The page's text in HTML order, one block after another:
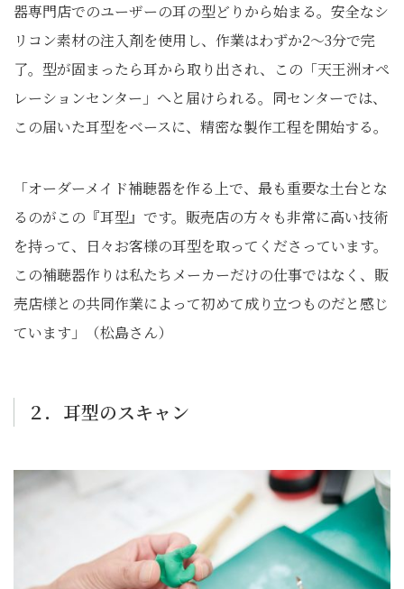
器専門店でのユーザーの耳の型どりから始まる。安全なシ
リコン素材の注入剤を使用し、作業はわずか2〜3分で完
了。型が固まったら耳から取り出され、この「天王洲オペ
レーションセンター」へと届けられる。同センターでは、
この届いた耳型をベースに、精密な製作工程を開始する。
「オーダーメイド補聴器を作る上で、最も重要な土台とな
るのがこの『耳型』です。販売店の方々も非常に高い技術
を持って、日々お客様の耳型を取ってくださっています。
この補聴器作りは私たちメーカーだけの仕事ではなく、販
売店様との共同作業によって初めて成り立つものだと感じ
ています」（松島さん）
２．耳型のスキャン